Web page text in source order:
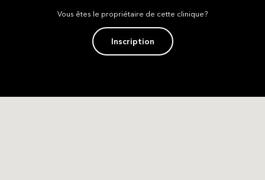
Vous êtes le propriétaire de cette clinique?
Inscription